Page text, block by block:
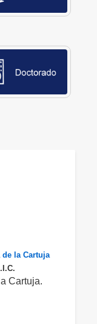
la Cartuja
Cartuja.